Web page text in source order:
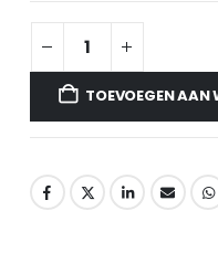
TOEVOEGEN AAN